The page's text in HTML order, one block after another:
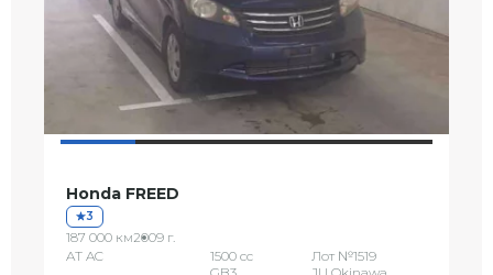
Honda FREED
3
187 000 км2009 г.
AT AC
1500 сс
Лот №1519